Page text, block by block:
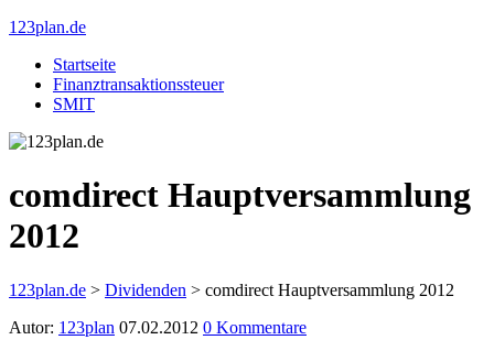
123plan.de
Startseite
Finanztransaktionssteuer
SMIT
comdirect Hauptversammlung
2012
123plan.de > Dividenden > comdirect Hauptversammlung 2012
Autor: 123plan 07.02.2012 0 Kommentare